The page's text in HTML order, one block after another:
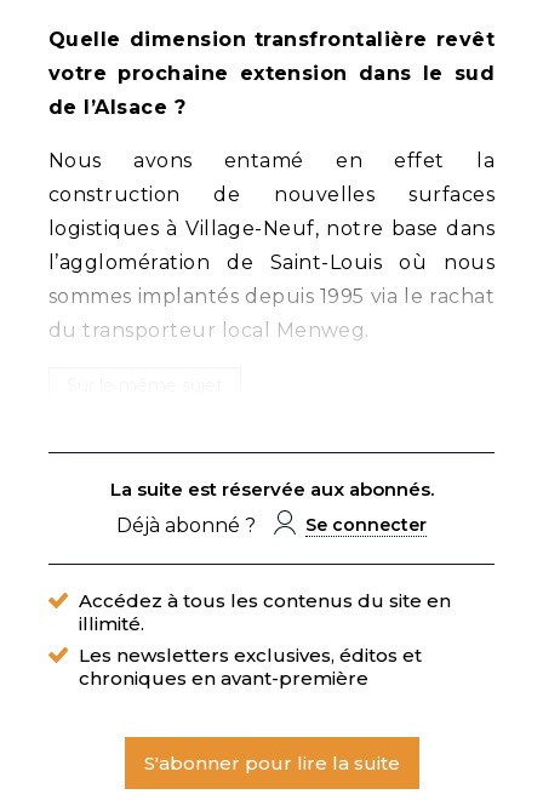
Quelle dimension transfrontalière revêt
votre prochaine extension dans le sud
de l’Alsace ?
Nous avons entamé en effet la
construction de nouvelles surfaces
logistiques à Village-Neuf, notre base dans
l’agglomération de Saint-Louis où nous
sommes implantés depuis 1995 via le rachat
du transporteur local Menweg.
La suite est réservée aux abonnés.
Déjà abonné ?
Se connecter
Accédez à tous les contenus du site en
illimité.
Les newsletters exclusives, éditos et
chroniques en avant-première
S'abonner pour lire la suite